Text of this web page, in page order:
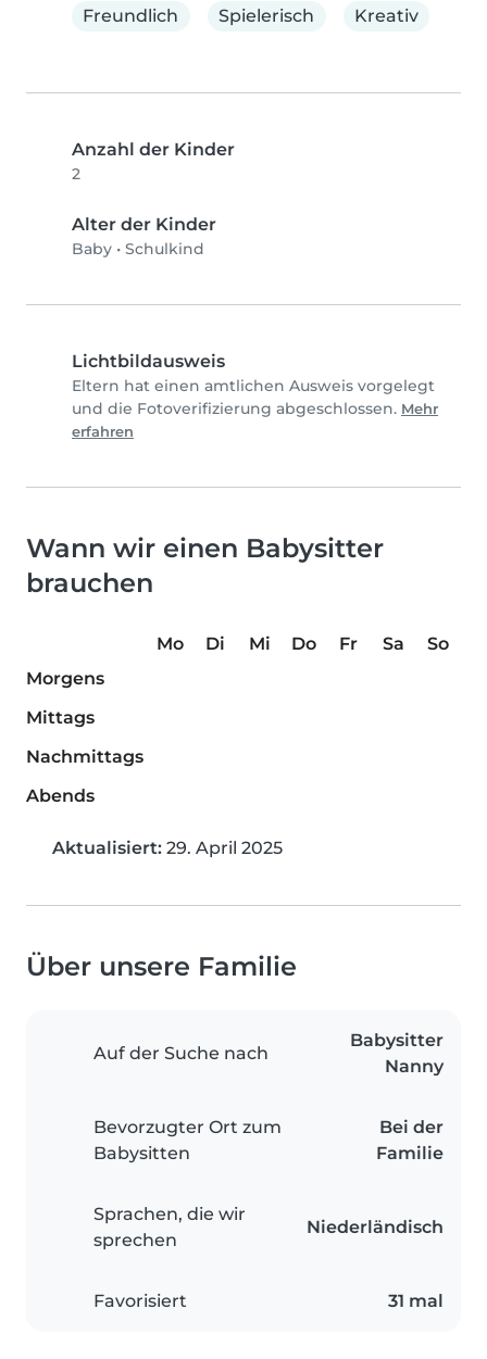
Freundlich
Spielerisch Kreativ
Anzahl der Kinder
2
Alter der Kinder
Baby • Schulkind
Lichtbildausweis
Eltern hat einen amtlichen Ausweis vorgelegt
und die Fotoverifizierung abgeschlossen. Mehr
erfahren
Wann wir einen Babysitter
brauchen
Mo Di Mi Do Fr Sa
So
Morgens
Mittags
Nachmittags
Abends
Aktualisiert: 29. April 2025
Über unsere Familie
Auf der Suche nach
Babysitter
Nanny
Bevorzugter Ort zum
Babysitten
Bei der
Familie
Sprachen, die wir
sprechen
Niederländisch
Favorisiert 31 mal